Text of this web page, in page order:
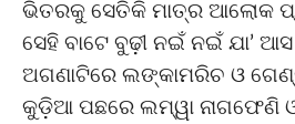
ଭିତରକୁ ସେତିକି ମାତ୍ର ଆଲୋକ
ସେହି ବାଟେ ବୁଢ଼ୀ ନଇଁ ନଇଁ ଯା’
ଅଗଣାଟିରେ ଲଙ୍କାମରିଚ ଓ
କୁଡ଼ିଆ ପଛରେ ଲମ୍ୱା ନାଗଫେଣି